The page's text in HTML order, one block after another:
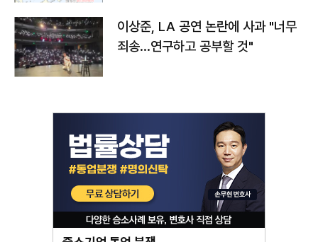
이상준, LA 공연 논란에 사과 "너무
죄송…연구하고 공부할 것"